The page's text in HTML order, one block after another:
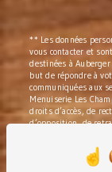
** Les données
vous contacter et
destinées à
but de répondre à
communiquées aux
Menuiserie Les
droits d’accès, de
d’opposition, de
d’introduire une
d’organiser le sort
droits par voie